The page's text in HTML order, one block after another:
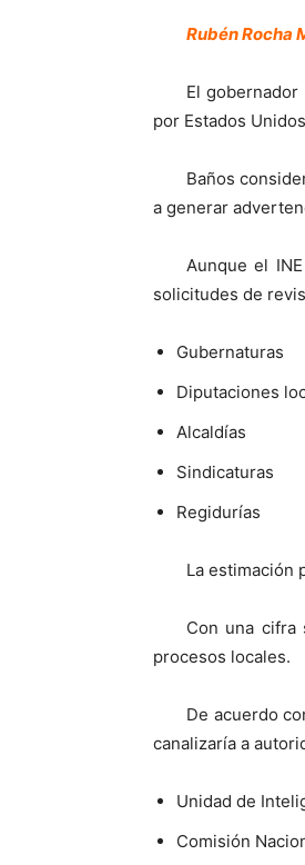
Rubén Rocha
El
por Estados
Baños
a generar
Aunque el
solicitudes de
Gubernaturas
Diputaciones
Alcaldías
Sindicaturas
Regidurías
La estimación
Con una cifra
procesos locales.
De acuerdo
canalizaría a
Unidad de
Comisión